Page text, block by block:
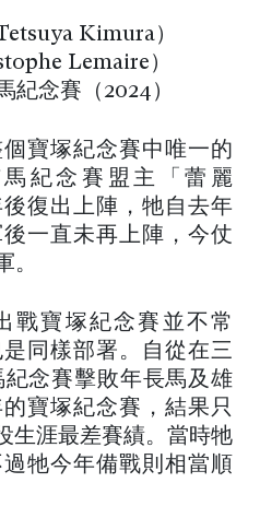
Kimura）
Lemaire）
紀念賽（2024）
寶塚紀念賽中唯一的
紀念賽盟主「蕾麗
復出上陣，牠自去年
一直未再上陣，今仗
。
戰寶塚紀念賽並不常
同樣部署。自從在三
念賽擊敗年長馬及雄
寶塚紀念賽，結果只
生涯最差賽績。當時牠
牠今年備戰則相當順